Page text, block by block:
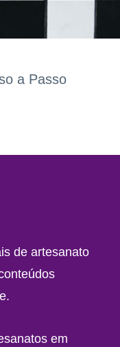
a Passo
de artesanato
em